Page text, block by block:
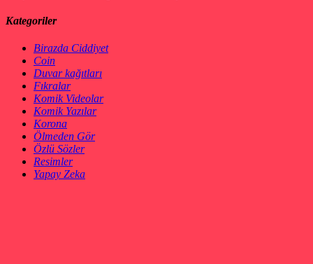
Kategoriler
Birazda Ciddiyet
Coin
Duvar kağıtları
Fıkralar
Komik Videolar
Komik Yazılar
Korona
Ölmeden Gör
Özlü Sözler
Resimler
Yapay Zeka